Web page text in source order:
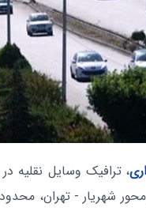
، ترافیک وسایل نقلیه
شهریار - تهران،